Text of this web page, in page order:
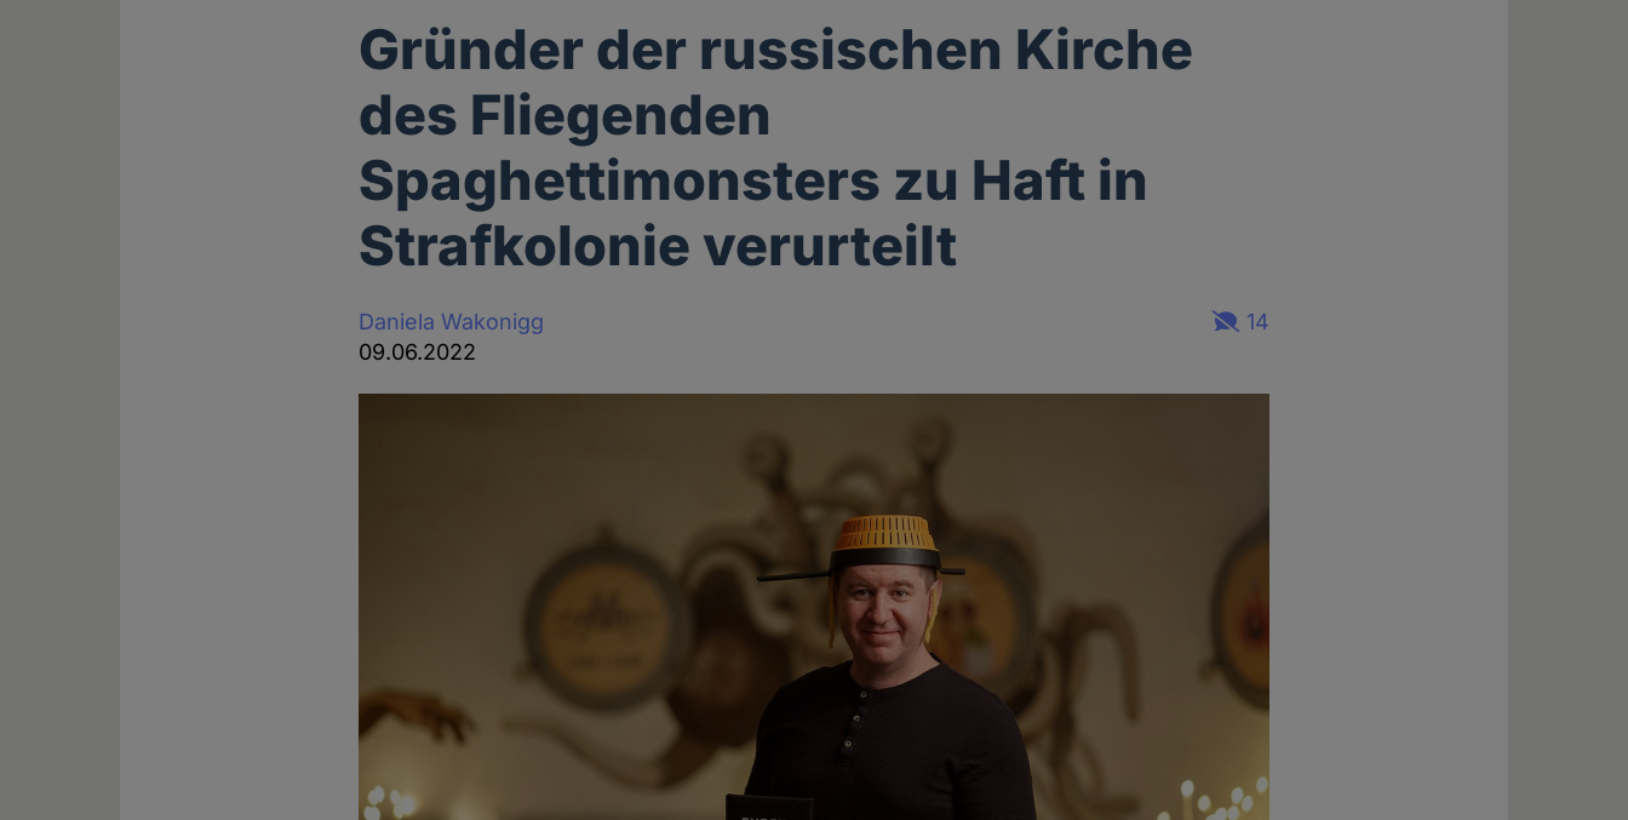
Gründer der russischen Kirche
des Fliegenden
Spaghettimonsters zu Haft in
Strafkolonie verurteilt
Daniela Wakonigg
09.06.2022
14